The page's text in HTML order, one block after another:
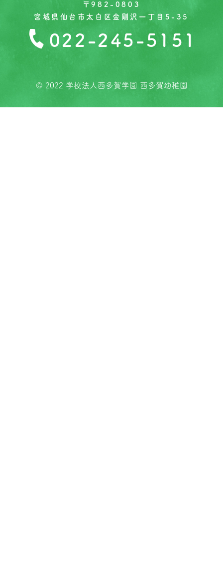
〒982-0803
宮城県仙台市太白区金剛沢一丁目5-35
022-245-5151
© 2022 学校法人西多賀学園 西多賀幼稚園